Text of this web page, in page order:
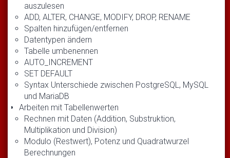
auszulesen
ADD, ALTER, CHANGE, MODIFY, DROP, RENAME
Spalten hinzufügen/entfernen
Datentypen ändern
Tabelle umbenennen
AUTO_INCREMENT
SET DEFAULT
Syntax Unterschiede zwischen PostgreSQL, MySQL
und MariaDB
Arbeiten mit Tabellenwerten
Rechnen mit Daten (Addition, Substruktion,
Multiplikation und Division)
Modulo (Restwert), Potenz und Quadratwurzel
Berechnungen